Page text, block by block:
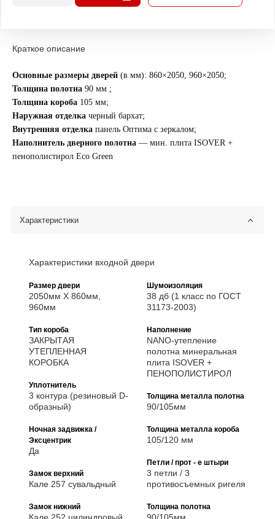
Краткое описание
Основные размеры дверей(в мм): 860×2050, 960×2050;
Толщина полотна90 мм ;
Толщина короба105 мм;
Наружная отделкачерный бархат;
Внутренняя отделка панель Оптима с зеркалом;
Наполнитель дверного полотна— мин. плита ISOVER +
пенополистирол Eco Green
Характеристики
Характеристики входной двери
Размер двери
2050мм Х 860мм,
960мм
Тип короба
ЗАКРЫТАЯ
УТЕПЛЕННАЯ
КОРОБКА
Уплотнитель
3 контура (резиновый D-
образный)
Ночная задвижка /
Эксцентрик
Да
Замок верхний
Кале 257 сувальдный
Замок нижний
Шумоизоляция
38 дб (1 класс по ГОСТ
31173-2003)
Наполнение
NANO-утепление
полотна минеральная
плита ISOVER +
ПЕНОПОЛИСТИРОЛ
Толщина металла полотна
90/105мм
Толщина металла короба
105/120 мм
Петли / прот - е штыри
3 петли / 3
противосъемных ригеля
Толщина полотна